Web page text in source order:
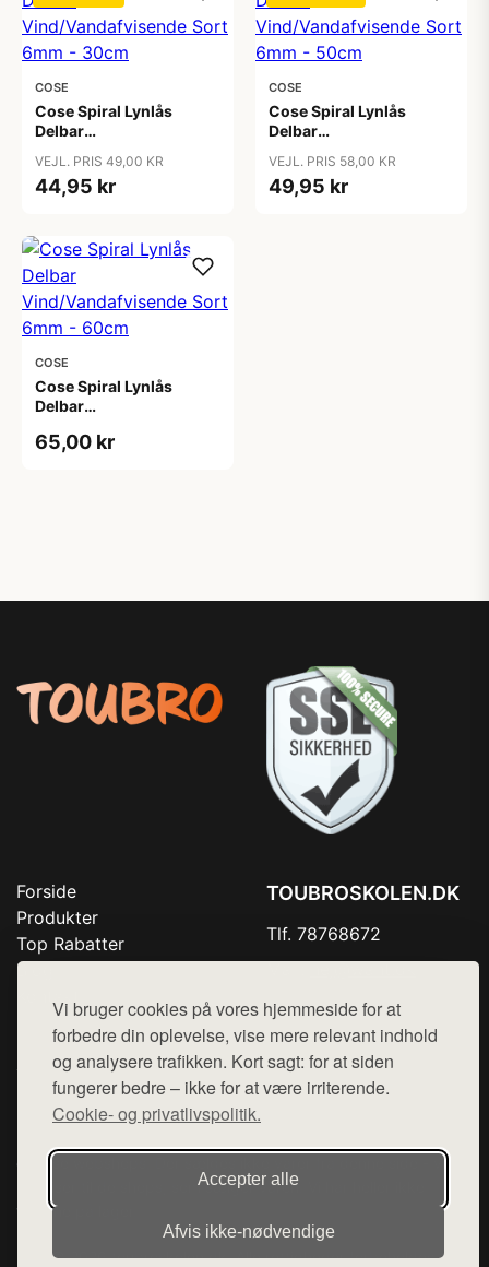
Vi bruger cookies på vores hjemmeside for at
forbedre din oplevelse, vise mere relevant indhold
og analysere trafikken. Kort sagt: for at siden
fungerer bedre – ikke for at være irriterende.
Cookie- og privatlivspolitik.
Accepter alle
Afvis ikke‑nødvendige
COSE
Cose Spiral Lynlås
Delbar
Sort 6mm - 30cm
VEJL. PRIS 49,00 KR
44,95 kr
COSE
Cose Spiral Lynlås
Delbar
Sort 6mm - 50cm
VEJL. PRIS 58,00 KR
49,95 kr
COSE
Cose Spiral Lynlås
Delbar
Sort 6mm - 60cm
65,00 kr
Forside
Produkter
Top Rabatter
Blog
TOUBROSKOLEN.DK
Tlf. 78768672
Cookie- og privatlivspolitik
Denne side er en del af want.dk, der udgiver en række
diverse webshops. Der sælges ikke varer fra denne side - vi
henviser til de shops, som sælger varen. Vi har heller ikke
varerne på lager.
© 2026 toubroskolen.dk. Alle rettigheder forbeholdes.